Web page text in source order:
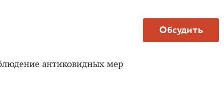
Обсудить
антиковидных мер